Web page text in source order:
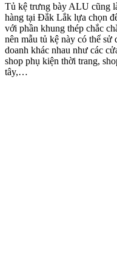
Tủ kệ trưng bày ALU cũng
hàng tại Đắk Lắk lựa chọn
với phần khung thép chắc
nên mẫu tủ kệ này có thể
doanh khác nhau như các
shop phụ kiện thời trang,
tây,…